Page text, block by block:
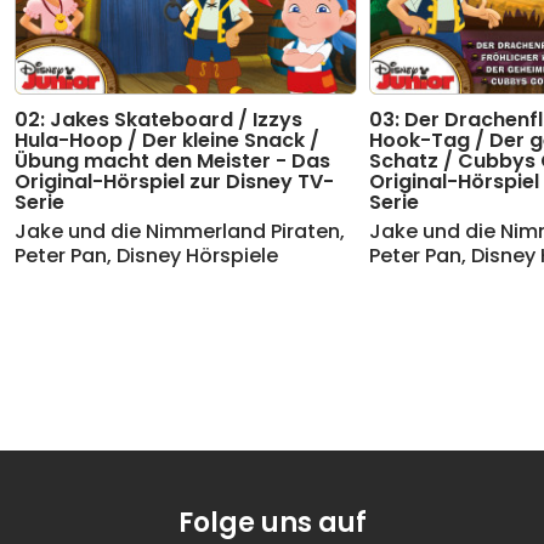
15 Kapitel 06: Die Jagd nach der Muschel02:32
16Oh, Kokosnuss(aus "Jake und die
Nimmerland Piraten")
01:01
17 Kapitel 01: Käpt'n Hooks Hut 01:38
Kapitel 02: Käpt'n Hooks Hut 02:18
22Kapitel 06: Käpt'n Hooks Hut 01:57
Kapitel 07: Käpt'n Hooks Hut
02: Jakes Skateboard / Izzys
Hula-Hoop / Der kleine Snack /
Übung macht den Meister - Das
Original-Hörspiel zur Disney TV-
Serie
Jake und die Nimmerland Piraten,
Peter Pan, Disney Hörspiele
03: Der
Hook-Tag / Der
Schatz / Cubbys
Original-Hörspiel
Serie
Jake und die
Peter Pan, Disney
Folge uns auf